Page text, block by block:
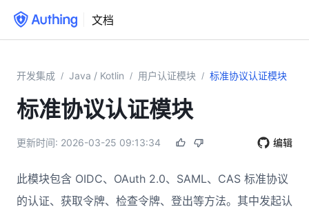
文档
开发集成 / Java / Kotlin / 用户认证模块 / 标准协议认证模块
标准协议认证模块
更新时间: 2026-03-25 09:13:34 编辑
此模块包含 OIDC、OAuth 2.0、SAML、CAS 标准协议
的认证、获取令牌、检查令牌、登出等方法。其中发起认